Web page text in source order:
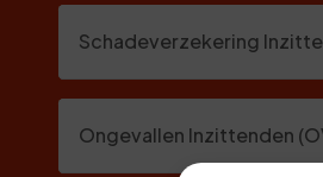
Schadeverzekering
Ongevallen Inzittenden